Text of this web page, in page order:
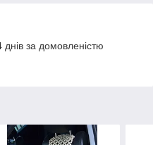
за домовленістю